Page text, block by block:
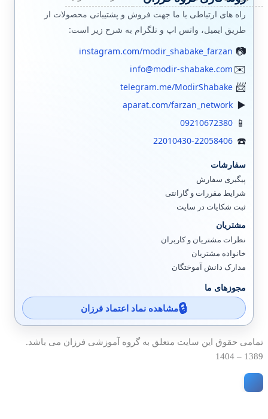
راه های ارتباطی با ما جهت فروش و پشتیبانی محصولات از
طریق ایمیل، واتس اپ و تلگرام به شرح زیر است:
instagram.com/modir_shabake_farzan
info@modir-shabake.com
telegram.me/ModirShabake
aparat.com/farzan_network
09210672380
22010430-22058406
سفارشات
پیگیری سفارش
شرایط مقررات و گارانتی
ثبت شکایات در سایت
مشتریان
نظرات مشتریان و کاربران
خانواده مشتریان
مدارک دانش آموختگان
مجوزهای ما
مشاهده نماد اعتماد فرزان
تمامی حقوق این سایت متعلق به گروه آموزشی فرزان می باشد.
1389 – 1404